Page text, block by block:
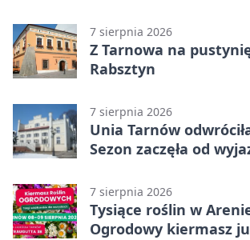
7 sierpnia 2026
Z Tarnowa na
Rabsztyn
7 sierpnia 2026
Unia Tarnów
Sezon zaczęła od
7 sierpnia 2026
Tysiące roślin w
Ogrodowy kiermasz